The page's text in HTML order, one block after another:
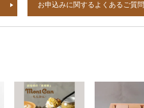
お申込みに関するよくあるご質問